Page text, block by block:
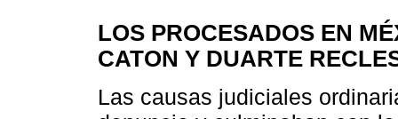
LOS PROCESADOS EN
CATON Y DUARTE
Las causas judiciales